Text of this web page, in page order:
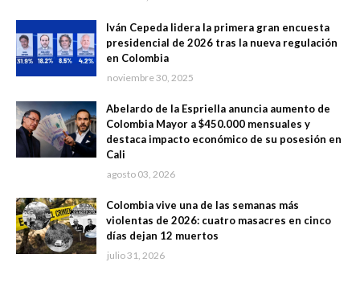
Iván Cepeda lidera la primera gran encuesta
presidencial de 2026 tras la nueva regulación
en Colombia
noviembre 30, 2025
Abelardo de la Espriella anuncia aumento de
Colombia Mayor a $450.000 mensuales y
destaca impacto económico de su posesión en
Cali
agosto 03, 2026
Colombia vive una de las semanas más
violentas de 2026: cuatro masacres en cinco
días dejan 12 muertos
julio 31, 2026